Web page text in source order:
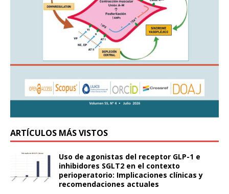
ARTÍCULOS MÁS VISTOS
Uso de agonistas del receptor GLP-1 e
inhibidores SGLT2 en el contexto
perioperatorio: Implicaciones clínicas y
recomendaciones actuales